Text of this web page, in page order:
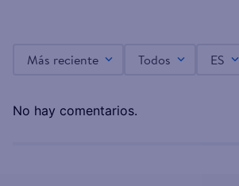
Más reciente Todos ES
No hay comentarios.